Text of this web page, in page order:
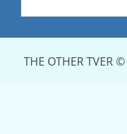
THE OTHER TVER